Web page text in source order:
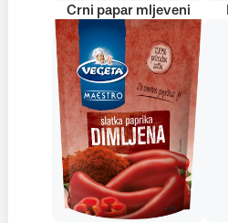
Crni papar mljeveni